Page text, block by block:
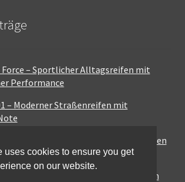
– Sportlicher Alltagsreifen mit
Performance
– Moderner Straßenreifen mit
– Ausgewogener Sport-Touring-Reifen
Einsätze
– Zuverlässigkeit für den urbanen
uses cookies to ensure you get
on our website.